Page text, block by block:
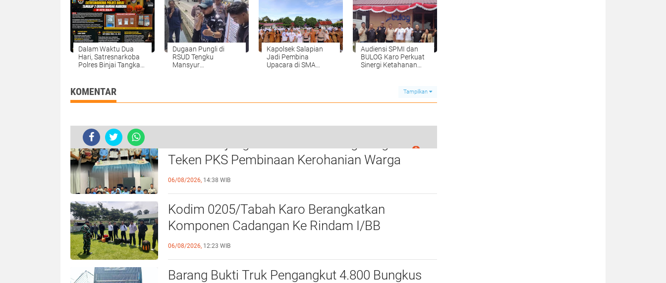
Dalam Waktu Dua
Hari, Satresnarkoba
Polres Binjai Tangkap
Binjai
Dugaan Pungli di
RSUD Tengku
Mansyur
Kapolsek Salapian
Jadi Pembina
Upacara di SMA
Audiensi SPMI dan
BULOG Karo Perkuat
Sinergi Ketahanan
KOMENTAR Tampilkan
Tiga Hari Diguyur Hujan, Ribuan Rumah Warga di Langkat Terendam Banjir
0
Teken PKS Pembinaan Kerohanian Warga
Binaan
06/08/2026, 14:38 WIB
Kodim 0205/Tabah Karo Berangkatkan
Komponen Cadangan Ke Rindam I/BB
Pematang Siantar
06/08/2026, 12:23 WIB
Barang Bukti Truk Pengangkut 4.800 Bungkus